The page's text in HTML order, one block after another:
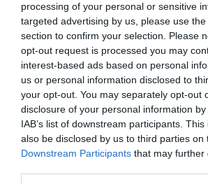
processing of your personal or sensitive
targeted advertising by us, please use
section to confirm your selection. Please
opt-out request is processed you may
interest-based ads based on personal
us or personal information disclosed to
your opt-out. You may separately opt-out
disclosure of your personal information
IAB’s list of downstream participants.
also be disclosed by us to third parties on
Downstream Participants that may further
A japán kávékészítés a
a lassú, tudatos folyamatról szól.
technika – vagyis a kézi leöntés –
a forró vizet vékony sugárban,
öntik az őrölt kávéra, egy